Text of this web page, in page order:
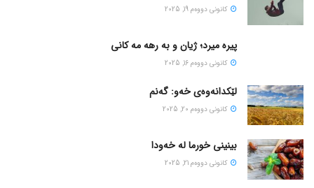
كانونی دووه‌م 19, 2025
پیره میرد؛ ژیان و به رهه مه کانی
كانونی دووه‌م 16, 2025
لێکدانەوەی خەو: گەنم
كانونی دووه‌م 20, 2025
بینینی خورما لە خەودا
كانونی دووه‌م 21, 2025